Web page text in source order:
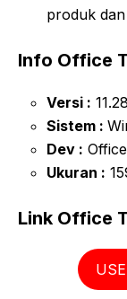
produk
Info Office
Versi :
Sistem :
Dev :
Ukuran :
Link Office